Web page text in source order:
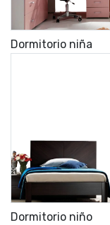
Dormitorio niña
Dormitorio niño